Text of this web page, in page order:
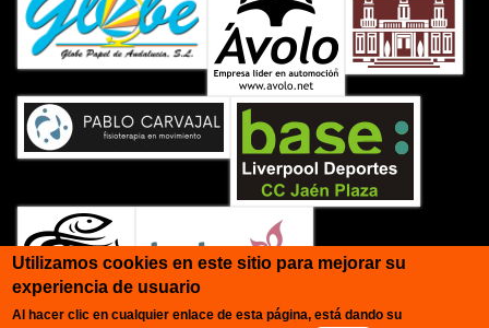
Utilizamos cookies en este sitio para mejorar su
experiencia de usuario
Al hacer clic en cualquier enlace de esta página, está dando su